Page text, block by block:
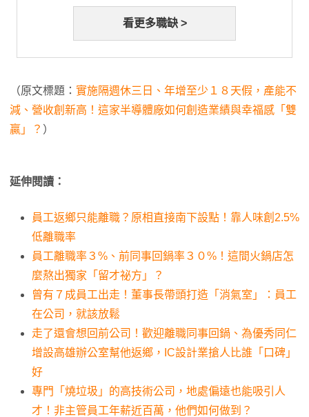
看更多職缺 >
（原文標題： 實施隔週休三日、年增至少１８天假，產能不
減、營收創新高！這家半導體廠如何創造業績與幸福感「雙
贏」？ ）
延伸閱讀：
員工返鄉只能離職？原相直接南下設點！靠人味創2.5%
低離職率
員工離職率３%、前同事回鍋率３０%！這間火鍋店怎
麼熬出獨家「留才祕方」？
曾有７成員工出走！董事長帶頭打造「消氣室」：員工
在公司，就該放鬆
走了還會想回前公司！歡迎離職同事回鍋、為優秀同仁
增設高雄辦公室幫他返鄉，IC設計業搶人比誰「口碑」
好
專門「燒垃圾」的高技術公司，地處偏遠也能吸引人
才！非主管員工年薪近百萬，他們如何做到？